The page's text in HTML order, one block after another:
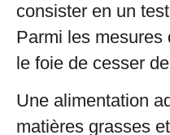
consister en un
Parmi les mesures
le foie de cesser
Une alimentation
matières grasses